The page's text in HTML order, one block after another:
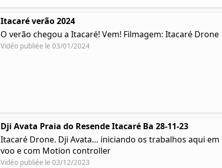
Itacaré verão 2024
O verão chegou a Itacaré! Vem! Filmagem: Itacaré Drone
Vidéo publiée le 03/01/2024
Dji Avata Praia do Resende Itacaré Ba 28-11-23
Itacaré Drone. Dji Avata… iniciando os trabalhos aqui
voo e com Motion controller
Vidéo publiée le 03/12/2023